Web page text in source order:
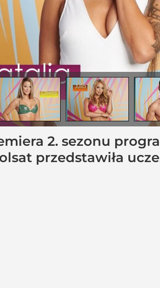
2. sezonu
przedstawiła